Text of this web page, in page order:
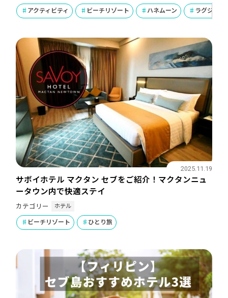
アクティビティ ビーチリゾート ハネムーン ラグジュア
サボイホテル マクタン セブをご紹介！マクタンニュ
ータウン内で快適ステイ
2025.11.19
カテゴリー ホテル
ビーチリゾート ひとり旅